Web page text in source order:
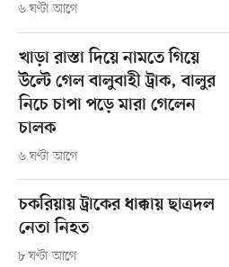
৬ ঘণ্টা আগে
খাড়া রাস্তা দিয়ে নামতে গিয়ে
উল্টে গেল বালুবাহী ট্রাক, বালুর
নিচে চাপা পড়ে মারা গেলেন
চালক
৬ ঘণ্টা আগে
চকরিয়ায় ট্রাকের ধাক্কায় ছাত্রদল
নেতা নিহত
৮ ঘণ্টা আগে